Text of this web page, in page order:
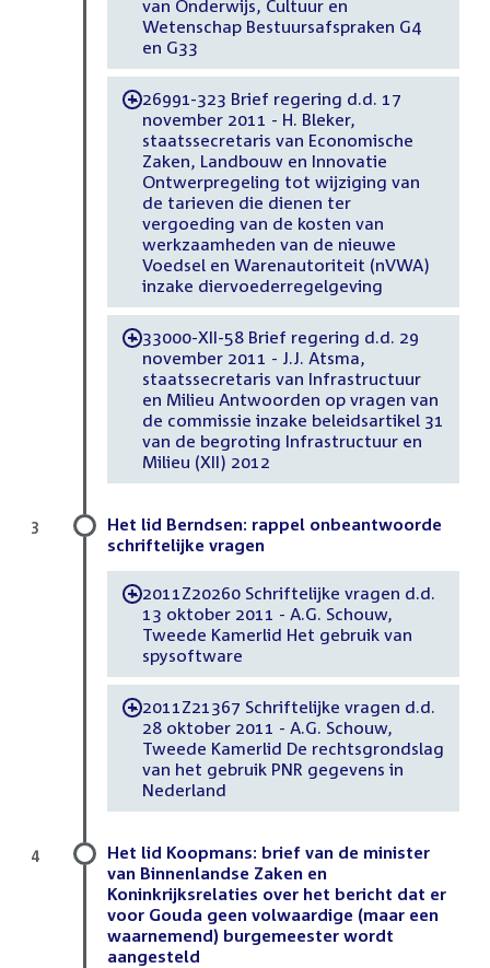
van Onderwijs, Cultuur en
Wetenschap Bestuursafspraken G4
en G33
-26991-323 Brief regering d.d. 17
november 2011 - H. Bleker,
staatssecretaris van Economische
Zaken, Landbouw en Innovatie
Ontwerpregeling tot wijziging van
de tarieven die dienen ter
vergoeding van de kosten van
werkzaamheden van de nieuwe
Voedsel en Warenautoriteit (nVWA)
inzake diervoederregelgeving
-33000-XII-58 Brief regering d.d. 29
november 2011 - J.J. Atsma,
staatssecretaris van Infrastructuur
en Milieu Antwoorden op vragen van
de commissie inzake beleidsartikel 31
van de begroting Infrastructuur en
Milieu (XII) 2012
Het lid Berndsen: rappel onbeantwoorde
schriftelijke vragen
-2011Z20260 Schriftelijke vragen d.d.
13 oktober 2011 - A.G. Schouw,
Tweede Kamerlid Het gebruik van
spysoftware
-2011Z21367 Schriftelijke vragen d.d.
28 oktober 2011 - A.G. Schouw,
Tweede Kamerlid De rechtsgrondslag
van het gebruik PNR gegevens in
Nederland
3
Het lid Koopmans: brief van de minister
van Binnenlandse Zaken en
Koninkrijksrelaties over het bericht dat er
voor Gouda geen volwaardige (maar een
waarnemend) burgemeester wordt
aangesteld
4